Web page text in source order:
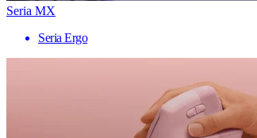
Seria MX
Seria Ergo